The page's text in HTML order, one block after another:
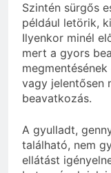
Szintén sürgős
például letörik,
Ilyenkor minél
mert a gyors
vagy jelentősen
beavatkozás.
A gyulladt,
található, nem
ellátást